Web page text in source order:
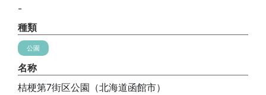
-
種類
公園
名称
桔梗第7街区公園（北海道函館市）